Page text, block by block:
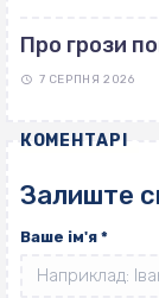
Про грози
7 СЕРПНЯ 2026
КОМЕНТАРІ
Залиште
Ваше ім'я *